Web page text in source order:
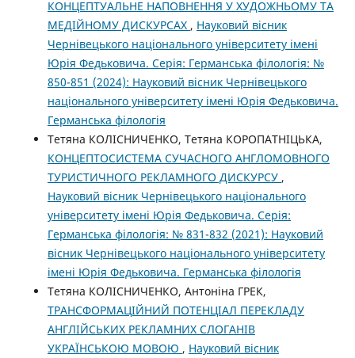
КОНЦЕПТУАЛЬНЕ НАПОВНЕННЯ У ХУДОЖНЬОМУ ТА
МЕДІЙНОМУ ДИСКУРСАХ , Науковий вісник
Чернівецького національного університету імені
Юрія Федьковича. Серія: Германська філологія: №
850-851 (2024): Науковий вісник Чернівецького
національного університету імені Юрія Федьковича.
Германська філологія
Тетяна КОЛІСНИЧЕНКО, Тетяна КОРОПАТНІЦЬКА,
КОНЦЕПТОСИСТЕМА СУЧАСНОГО АНГЛОМОВНОГО
ТУРИСТИЧНОГО РЕКЛАМНОГО ДИСКУРСУ ,
Науковий вісник Чернівецького національного
університету імені Юрія Федьковича. Серія:
Германська філологія: № 831-832 (2021): Науковий
вісник Чернівецького національного університету
імені Юрія Федьковича. Германська філологія
Тетяна КОЛІСНИЧЕНКО, Антоніна ГРЕК,
ТРАНСФОРМАЦІЙНИЙ ПОТЕНЦІАЛ ПЕРЕКЛАДУ
АНГЛІЙСЬКИХ РЕКЛАМНИХ СЛОГАНІВ
УКРАЇНСЬКОЮ МОВОЮ , Науковий вісник